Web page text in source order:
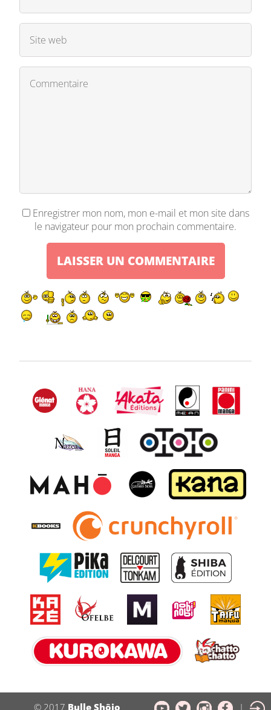
Enregistrer mon nom, mon e-mail et mon site dans
le navigateur pour mon prochain commentaire.
© 2017 Bulle Shôjo |